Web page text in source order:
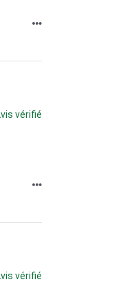
vérifié
vérifié